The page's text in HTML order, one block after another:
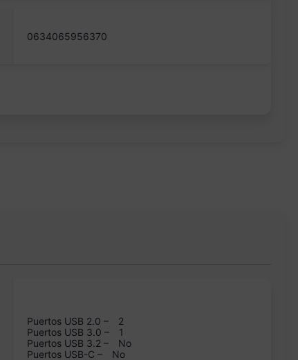
0634065956370
Puertos USB 2.0 –
2
Puertos USB 3.0 –
1
Puertos USB 3.2 –
No
Puertos USB-C –
No